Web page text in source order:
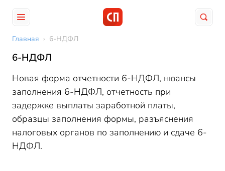
Главная › 6-НДФЛ
6-НДФЛ
Новая форма отчетности 6-НДФЛ, нюансы
заполнения 6-НДФЛ, отчетность при
задержке выплаты заработной платы,
образцы заполнения формы, разъяснения
налоговых органов по заполнению и сдаче 6-
НДФЛ.